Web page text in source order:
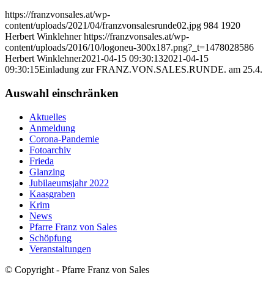
https://franzvonsales.at/wp-
content/uploads/2021/04/franzvonsalesrunde02.jpg 984 1920
Herbert Winklehner https://franzvonsales.at/wp-
content/uploads/2016/10/logoneu-300x187.png?_t=1478028586
Herbert Winklehner2021-04-15 09:30:132021-04-15
09:30:15Einladung zur FRANZ.VON.SALES.RUNDE. am 25.4.
Auswahl einschränken
Aktuelles
Anmeldung
Corona-Pandemie
Fotoarchiv
Frieda
Glanzing
Jubilaeumsjahr 2022
Kaasgraben
Krim
News
Pfarre Franz von Sales
Schöpfung
Veranstaltungen
© Copyright - Pfarre Franz von Sales